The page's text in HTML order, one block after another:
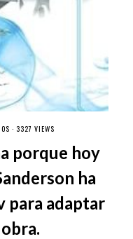
· 3327 VIEWS
porque hoy
ha
para adaptar